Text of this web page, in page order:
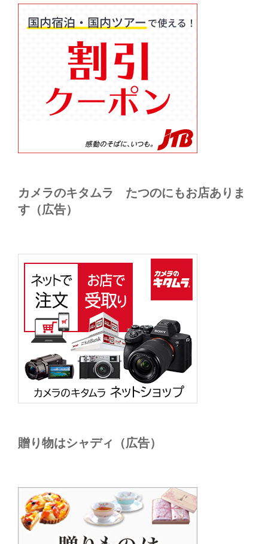
カメラのキタムラ たつのにもお店ありま
す（広告）
贈り物はシャディ（広告）